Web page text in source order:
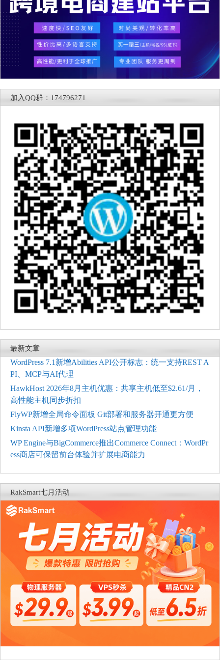
加入QQ群：174796271
最新文章
WordPress 7.1新增Abilities API公开标志：统一支持REST A
PI、MCP与AI代理
HawkHost 2026年8月主机优惠：共享主机低至$2.61/月，
高性能主机同步折扣
FlyWP新增全局命令面板 Git部署和服务器开通更方便
Kinsta API新增多项WordPress站点管理功能
WP Engine与BigCommerce推出Commerce Connect：WordPr
ess商店可保留前台体验并扩展电商能力
RakSmart七月活动